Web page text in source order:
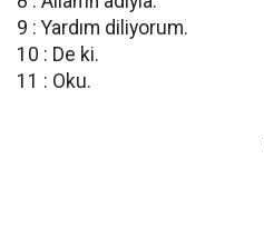
9 : Yardım diliyorum.
10 : De ki.
11 : Oku.